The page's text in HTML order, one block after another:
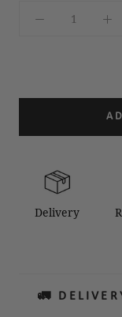
Delivery
🚛